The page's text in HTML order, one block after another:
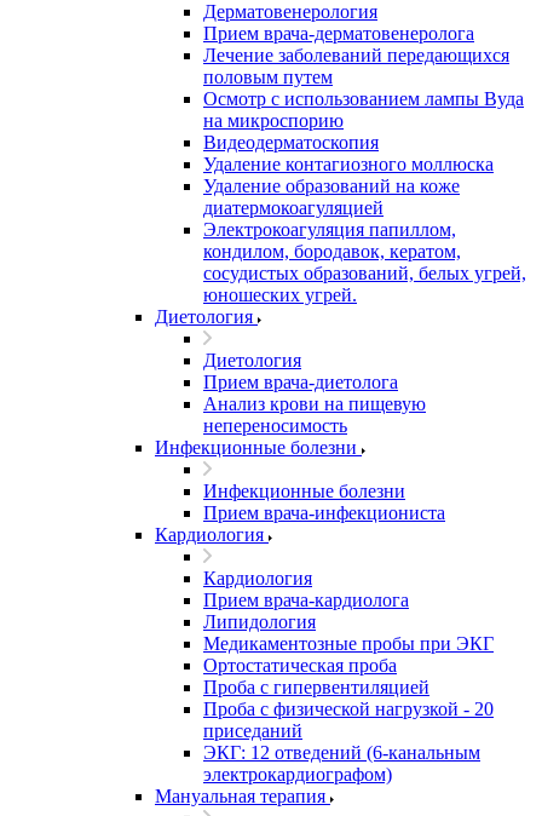
Дерматовенерология
Прием врача-дерматовенеролога
Лечение заболеваний передающихся
половым путем
Осмотр с использованием лампы Вуда
на микроспорию
Видеодерматоскопия
Удаление контагиозного моллюска
Удаление образований на коже
диатермокоагуляцией
Электрокоагуляция папиллом,
кондилом, бородавок, кератом,
сосудистых образований, белых угрей,
юношеских угрей.
Диетология
Диетология
Прием врача-диетолога
Анализ крови на пищевую
непереносимость
Инфекционные болезни
Инфекционные болезни
Прием врача-инфекциониста
Кардиология
Кардиология
Прием врача-кардиолога
Липидология
Медикаментозные пробы при ЭКГ
Ортостатическая проба
Проба с гипервентиляцией
Проба с физической нагрузкой - 20
приседаний
ЭКГ: 12 отведений (6-канальным
электрокардиографом)
Мануальная терапия